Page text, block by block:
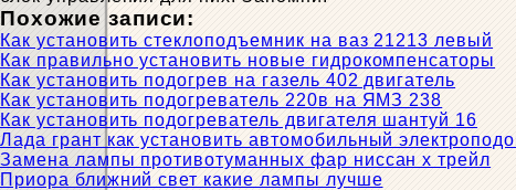
Похожие записи:
Как установить стеклоподъемник на ваз 21213 левый
Как правильно установить новые гидрокомпенсаторы
Как установить подогрев на газель 402 двигатель
Как установить подогреватель 220в на ЯМЗ 238
Как установить подогреватель двигателя шантуй 16
Лада грант как установить автомобильный
Замена лампы противотуманных фар ниссан х трейл
Приора ближний свет какие лампы лучше